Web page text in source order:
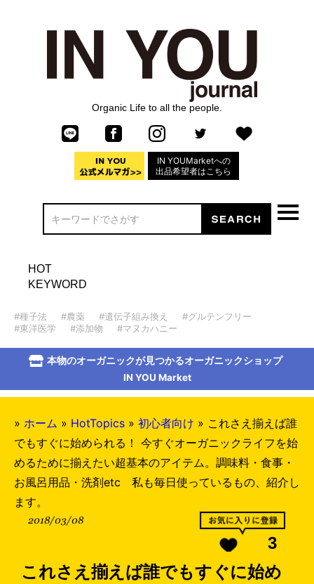
Organic Life to all the people.
IN YOUMarketへの
出品希望者はこちら
HOT
KEYWORD
#種子法 #農薬 #遺伝子組み換え
#グルテンフリー
#東洋医学
#添加物 #マヌカハニー
本物のオーガニックが見つかるオーガニックショップ
IN YOU Market
» ホーム » HotTopics » 初心者向け » これさえ揃えば誰
でもすぐに始められる！ 今すぐオーガニックライフを始
めるために揃えたい超基本のアイテム。調味料・食事・
お風呂用品・洗剤etc 私も毎日使っているもの、紹介し
ます。
2018/03/08
3
これさえ揃えば誰でもすぐに始め